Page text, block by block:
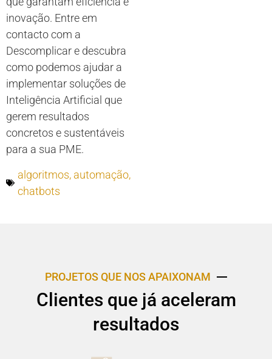
inovação. Entre em
contacto com a
Descomplicar e descubra
como podemos ajudar a
implementar soluções de
Inteligência Artificial que
gerem resultados
concretos e sustentáveis
para a sua PME.
algoritmos, automação,
chatbots
PROJETOS QUE NOS APAIXONAM
Clientes que já aceleram
resultados